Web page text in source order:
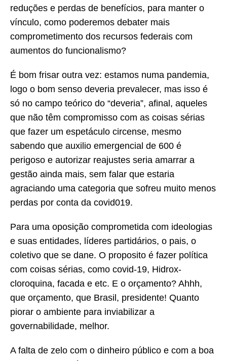
reduções e perdas de benefícios, para manter o
vínculo, como poderemos debater mais
comprometimento dos recursos federais com
aumentos do funcionalismo?
É bom frisar outra vez: estamos numa pandemia,
logo o bom senso deveria prevalecer, mas isso é
só no campo teórico do “deveria”, afinal, aqueles
que não têm compromisso com as coisas sérias
que fazer um espetáculo circense, mesmo
sabendo que auxilio emergencial de 600 é
perigoso e autorizar reajustes seria amarrar a
gestão ainda mais, sem falar que estaria
agraciando uma categoria que sofreu muito menos
perdas por conta da covid019.
Para uma oposição comprometida com ideologias
e suas entidades, líderes partidários, o pais, o
coletivo que se dane. O proposito é fazer política
com coisas sérias, como covid-19, Hidrox-
cloroquina, facada e etc. E o orçamento? Ahhh,
que orçamento, que Brasil, presidente! Quanto
piorar o ambiente para inviabilizar a
governabilidade, melhor.
A falta de zelo com o dinheiro público e com a boa